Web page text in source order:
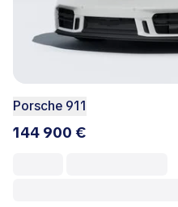
Porsche 911
144 900 €